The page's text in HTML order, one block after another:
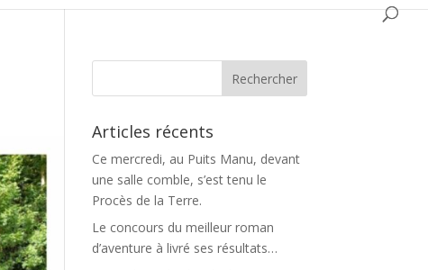
Articles récents
Ce mercredi, au Puits Manu, devant
une salle comble, s’est tenu le
Procès de la Terre.
Le concours du meilleur roman
d’aventure à livré ses résultats…